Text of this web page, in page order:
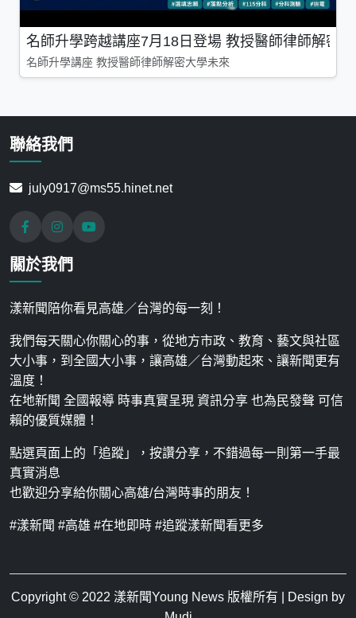
名師升學跨越講座7月18日登場 教授醫師律師解密
名師升學講座 教授醫師律師解密大學未來
聯絡我們
july0917@ms55.hinet.net
關於我們
漾新聞陪你看見高雄／台灣的每一刻！
我們每天關心你關心的事，從地方市政、教育、藝文與社區
大小事，到全國大小事，讓高雄／台灣動起來、讓新聞更有
溫度！
在地新聞 全國報導 時事真實呈現 資訊分享 也為民發聲 可信
賴的優質媒體！
點選頁面上的「追蹤」，按讚分享，不錯過每一則第一手最
真實消息
也歡迎分享給你關心高雄/台灣時事的朋友！
#漾新聞 #高雄 #在地即時 #追蹤漾新聞看更多
Copyright © 2022 漾新聞Young News 版權所有 | Design by